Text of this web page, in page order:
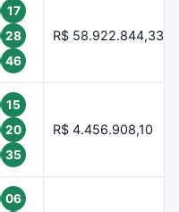
17
28
46
R$ 58.922.844,33
15
20
35
R$ 4.456.908,10
06